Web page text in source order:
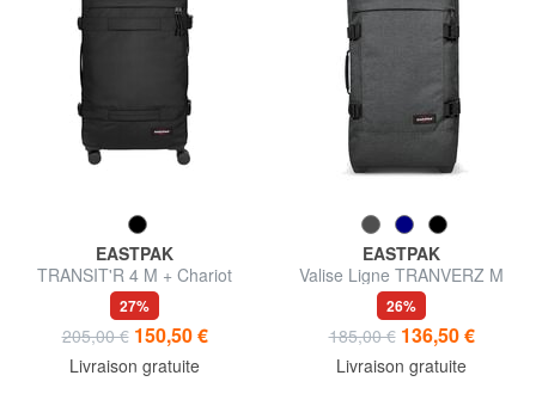
EASTPAK
TRANSIT'R 4 M + Chariot
moyen
27%
205,00 € 150,50 €
Livraison gratuite
EASTPAK
Valise Ligne TRANVERZ M
avec TSA. taille moyenne
26%
185,00 € 136,50 €
Livraison gratuite